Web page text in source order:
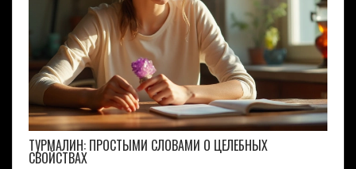
ТУРМАЛИН: ПРОСТЫМИ СЛОВАМИ О ЦЕЛЕБНЫХ
СВОЙСТВАХ